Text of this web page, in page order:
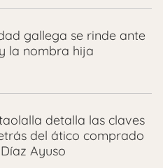
gallega se rinde ante
la nombra hija
detalla las claves
del ático comprado
Ayuso